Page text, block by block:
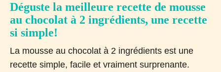
Déguste la meilleure recette de mousse
au chocolat à 2 ingrédients, une recette
si simple!
La mousse au chocolat à 2 ingrédients est une
recette simple, facile et vraiment surprenante.